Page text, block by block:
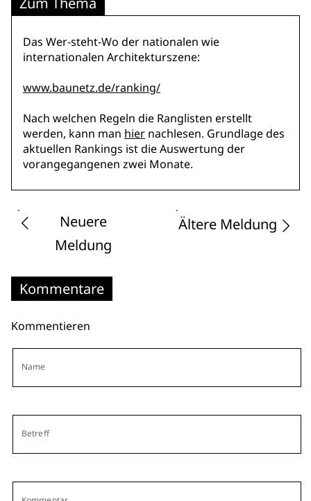
Das Wer-steht-Wo der nationalen wie
internationalen Architekturszene:
www.baunetz.de/ranking/
Nach welchen Regeln die Ranglisten erstellt
werden, kann man hier nachlesen. Grundlage des
aktuellen Rankings ist die Auswertung der
vorangegangenen zwei Monate.
Neuere
Meldung
Ältere Meldung
Kommentare
Kommentieren
Name
Betreff